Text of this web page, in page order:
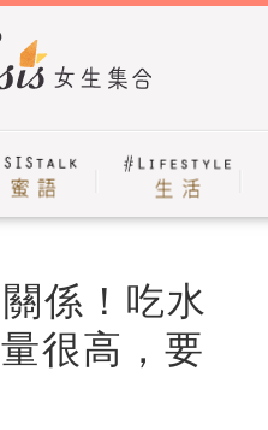
係！吃水
很高，要